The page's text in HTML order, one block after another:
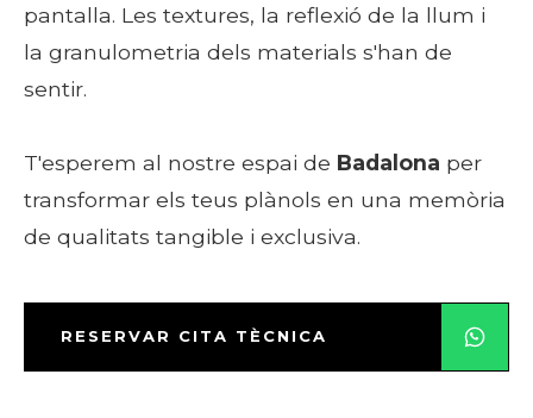
pantalla. Les textures, la reflexió de la llum i
la granulometria dels materials s'han de
sentir.
T'esperem al nostre espai de Badalona per
transformar els teus plànols en una memòria
de qualitats tangible i exclusiva.
RESERVAR CITA TÈCNICA